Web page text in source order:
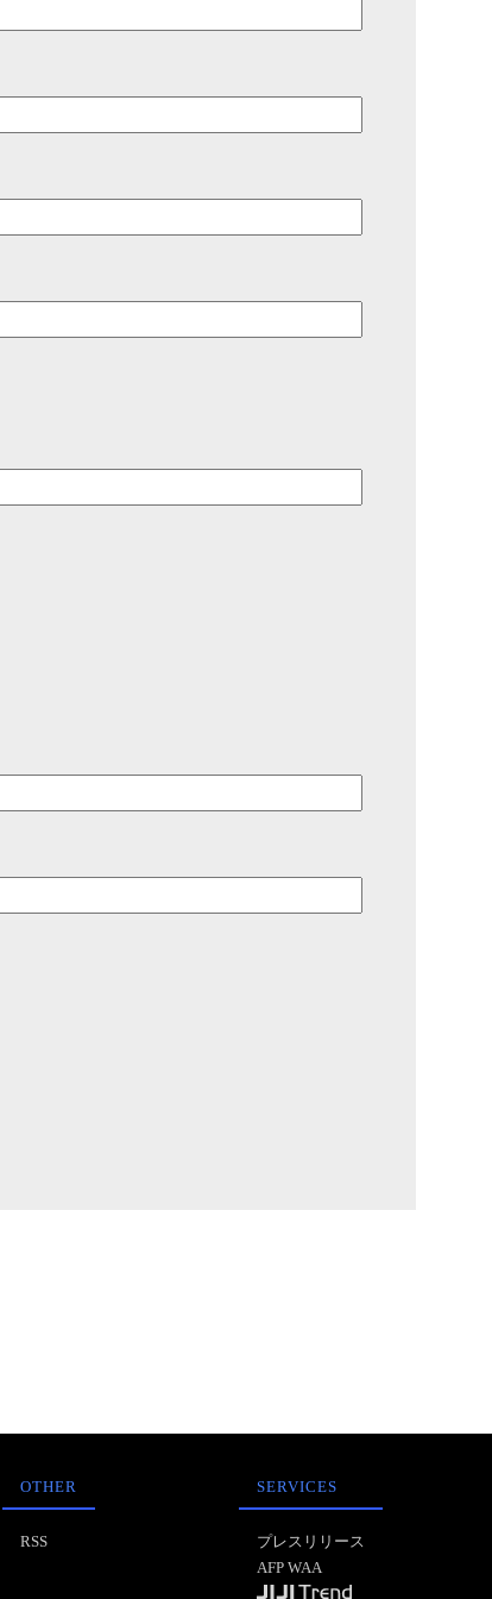
OTHER
RSS
SERVICES
プレスリリース
AFP WAA